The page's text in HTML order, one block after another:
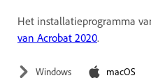
Het installatieprogramma
van Acrobat 2020.
Windows macOS